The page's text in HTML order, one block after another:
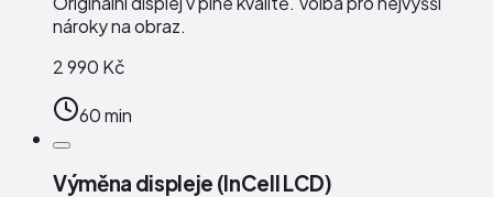
nároky na obraz.
2 990 Kč
60 min
Výměna displeje (InCell LCD)